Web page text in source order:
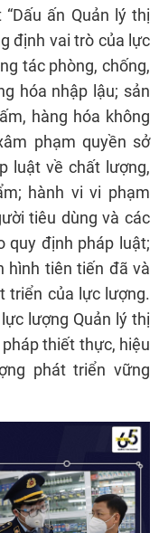
ấn Quản lý thị
định vai trò của lực
tác phòng, chống,
hóa nhập lậu; sản
hàng hóa không
phạm quyền sở
luật về chất lượng,
hành vi vi phạm
tiêu dùng và các
quy định pháp luật;
hình tiên tiến đã và
triển của lực lượng.
lượng Quản lý thị
thiết thực, hiệu
phát triển vững